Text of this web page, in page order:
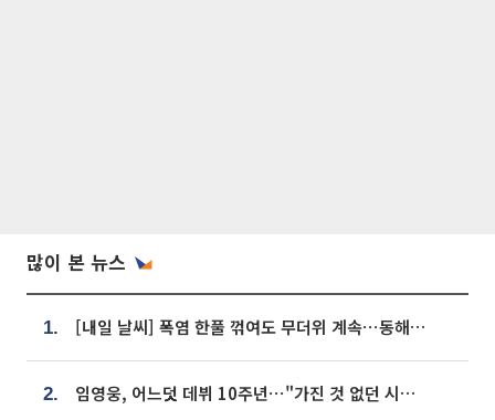
많이 본 뉴스
1. [내일 날씨] 폭염 한풀 꺾여도 무더위 계속⋯동해안 이틀 연속 비
2. 임영웅, 어느덧 데뷔 10주년⋯"가진 것 없던 시절, 내 앞엔 20명의 팬뿐"